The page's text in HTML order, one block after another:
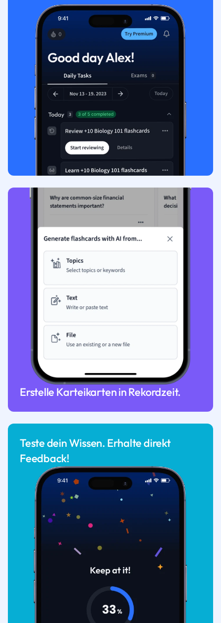
Erstelle Karteikarten in Rekordzeit.
Teste dein Wissen. Erhalte direkt
Feedback!